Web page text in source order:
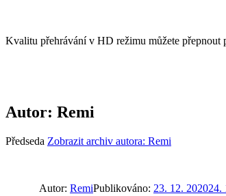
Kvalitu přehrávání v HD režimu můžete přepnout
Autor: Remi
Předseda Zobrazit archiv autora: Remi
Autor: RemiPublikováno: 23. 12. 202024.